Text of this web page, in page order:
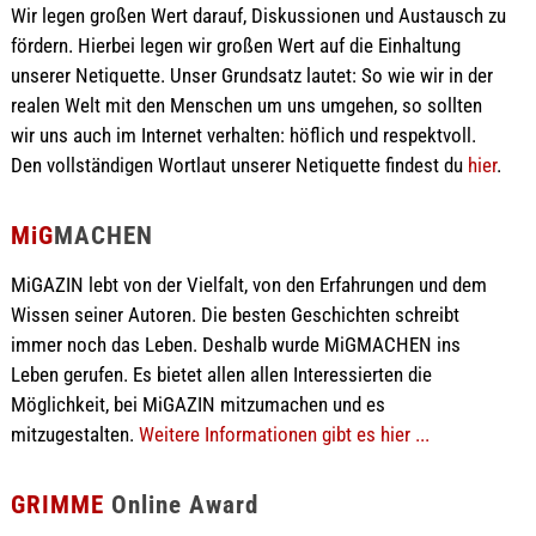
Wir legen großen Wert darauf, Diskussionen und Austausch zu
fördern. Hierbei legen wir großen Wert auf die Einhaltung
unserer Netiquette. Unser Grundsatz lautet: So wie wir in der
realen Welt mit den Menschen um uns umgehen, so sollten
wir uns auch im Internet verhalten: höflich und respektvoll.
Den vollständigen Wortlaut unserer Netiquette findest du hier.
MiGMACHEN
MiGAZIN lebt von der Vielfalt, von den Erfahrungen und dem
Wissen seiner Autoren. Die besten Geschichten schreibt
immer noch das Leben. Deshalb wurde MiGMACHEN ins
Leben gerufen. Es bietet allen allen Interessierten die
Möglichkeit, bei MiGAZIN mitzumachen und es
mitzugestalten. Weitere Informationen gibt es hier ...
GRIMME Online Award